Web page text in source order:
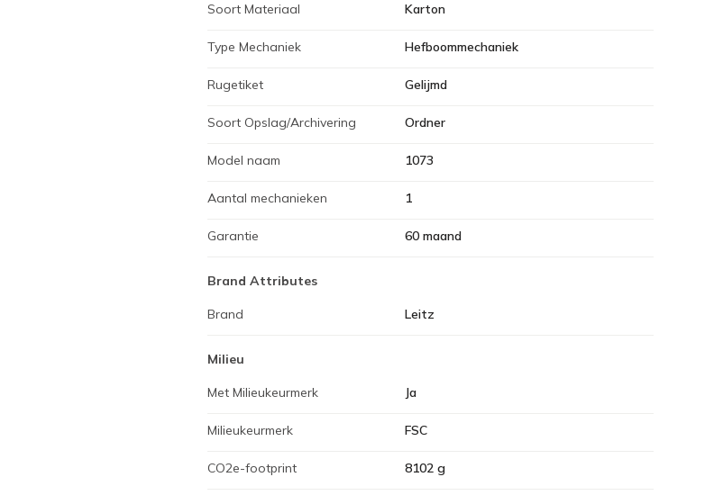
Soort Materiaal Karton
Type Mechaniek Hefboommechaniek
Rugetiket Gelijmd
Soort Opslag/Archivering Ordner
Model naam 1073
Aantal mechanieken 1
Garantie 60 maand
Brand Attributes
Brand Leitz
Milieu
Met Milieukeurmerk Ja
Milieukeurmerk FSC
CO2e-footprint 8102 g